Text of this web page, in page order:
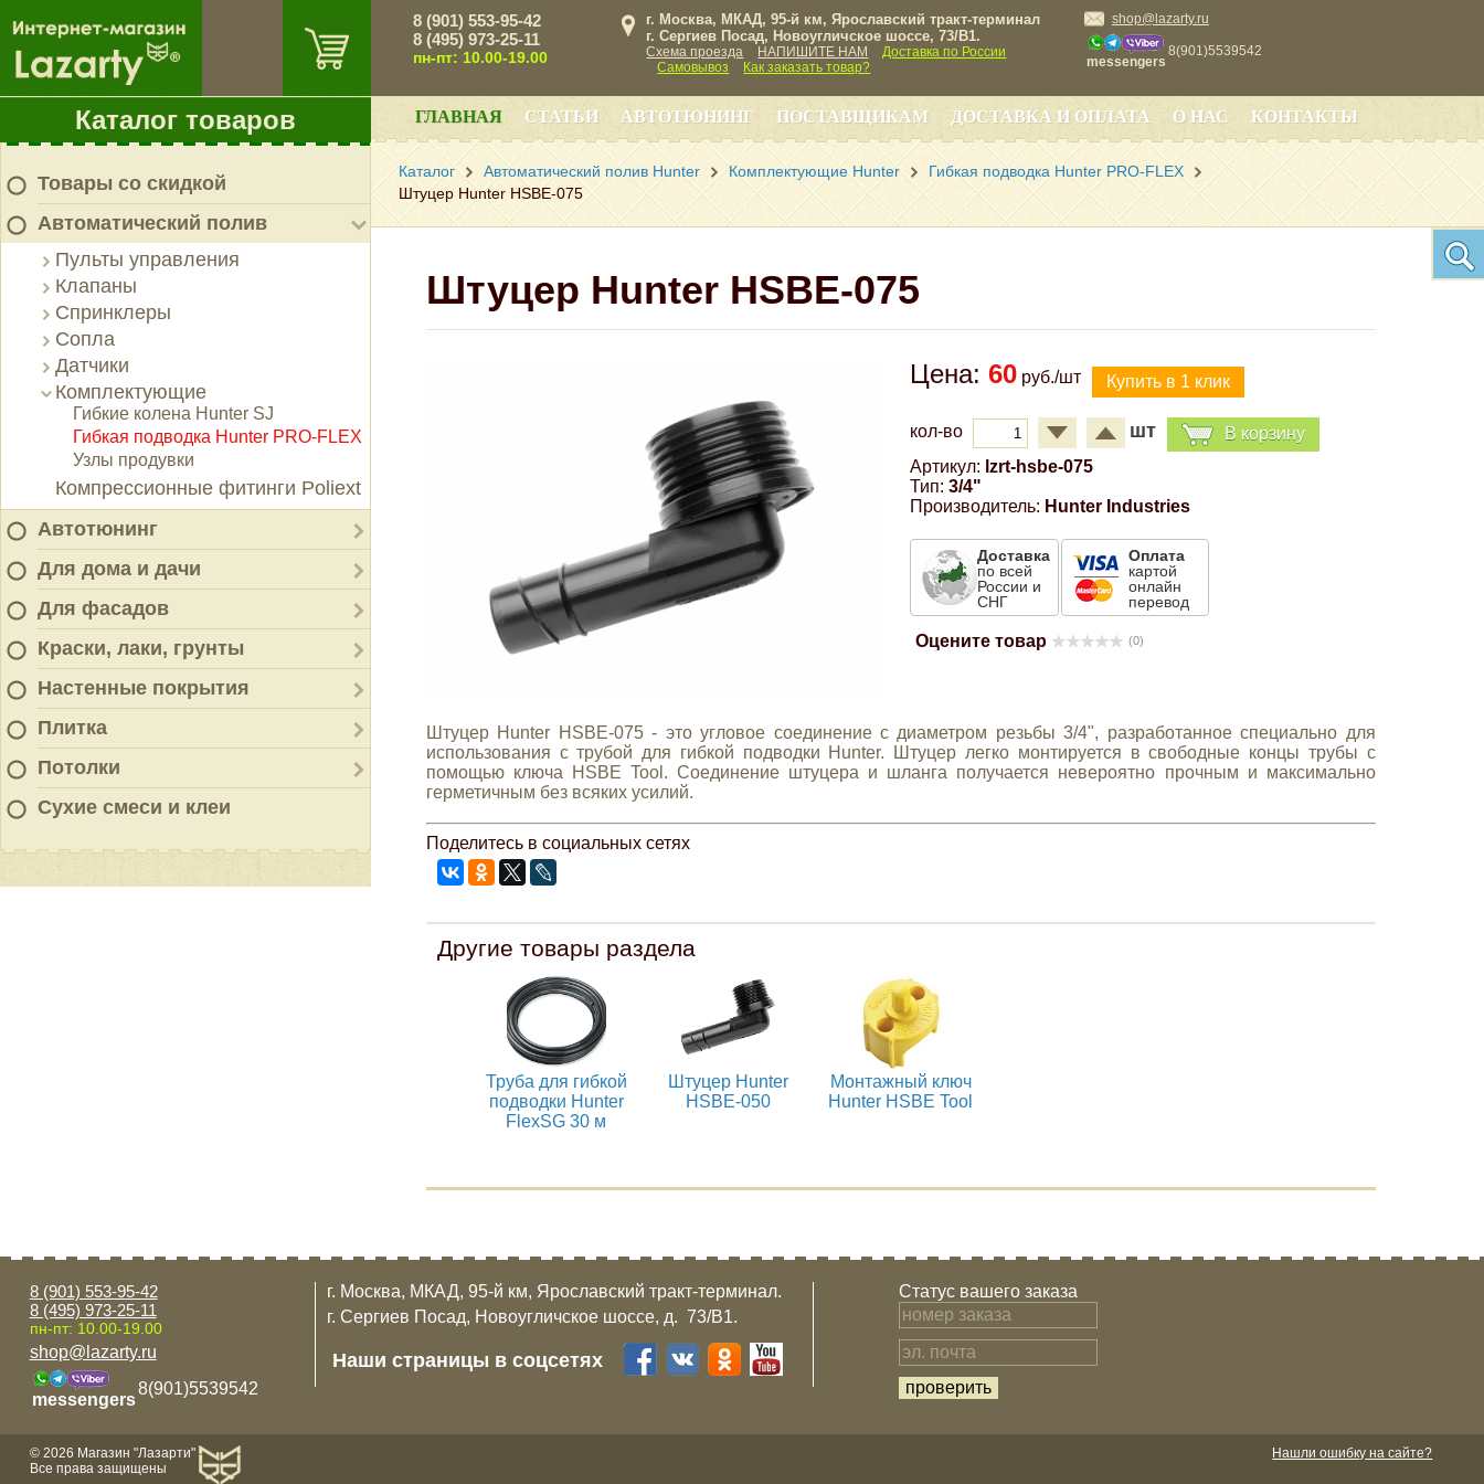
Каталог товаров
Товары со скидкой
Автоматический полив
Пульты управления
Клапаны
Спринклеры
Сопла
Датчики
Комплектующие
Гибкие колена Hunter SJ
Гибкая подводка Hunter PRO-FLEX
Узлы продувки
Компрессионные фитинги Poliext
Автотюнинг
Для дома и дачи
Для фасадов
Краски, лаки, грунты
Настенные покрытия
Плитка
Потолки
Сухие смеси и клеи
8 (901) 553-95-42
8 (495) 973-25-11
пн-пт: 10.00-19.00
г. Москва, МКАД, 95-й км, Ярославский тракт-терминал
г. Сергиев Посад, Новоугличское шоссе, 73/B1.
Схема проезда НАПИШИТЕ НАМ
Доставка по России
Самовывоз
Как заказать товар?
shop@lazarty.ru
messengers
8(901)5539542
ГЛАВНАЯ СТАТЬИ АВТОТЮНИНГ ПОСТАВЩИКАМ ДОСТАВКА И ОПЛАТА О НАС КОНТАКТЫ
Каталог Автоматический полив Hunter Комплектующие Hunter
Гибкая подводка Hunter PRO-FLEX
Штуцер Hunter HSBE-075
Штуцер Hunter HSBE-075
Цена:60 руб./шт
кол-во шт
В корзину
Артикул: lzrt-hsbe-075
Тип: 3/4"
Производитель: Hunter Industries
Доставка
по всей
России и
СНГ
Оплата
картой
онлайн
перевод
Оцените товар (0)
Штуцер Hunter HSBE-075 - это угловое соединение с диаметром резьбы 3/4", разработанное специально для
использования с трубой для гибкой подводки Hunter. Штуцер легко монтируется в свободные концы трубы с
помощью ключа HSBE Tool. Соединение штуцера и шланга получается невероятно прочным и максимально
герметичным без всяких усилий.
Поделитесь в социальных сетях
Другие товары раздела
Труба для гибкой
подводки Hunter
FlexSG 30 м
Штуцер Hunter
HSBE-050
Монтажный ключ
Hunter HSBE Tool
8 (901) 553-95-42
8 (495) 973-25-11
пн-пт: 10.00-19.00
shop@lazarty.ru
messengers
8(901)5539542
г. Москва, МКАД, 95-й км, Ярославский тракт-терминал.
г. Сергиев Посад, Новоугличское шоссе, д. 73/B1.
Наши страницы в соцсетях
Статус вашего заказа
Нашли ошибку на сайте?
© 2026 Магазин "Лазарти"
Все права защищены